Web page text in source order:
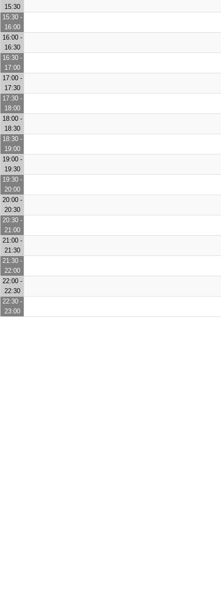
15:30
15:30 -
16:00
16:00 -
16:30
16:30 -
17:00
17:00 -
17:30
17:30 -
18:00
18:00 -
18:30
18:30 -
19:00
19:00 -
19:30
19:30 -
20:00
20:00 -
20:30
20:30 -
21:00
21:00 -
21:30
21:30 -
22:00
22:00 -
22:30
22:30 -
23:00